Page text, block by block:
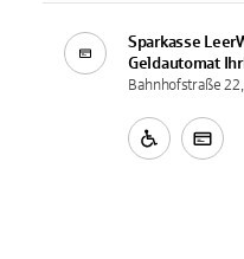
Sparkasse
Geldautomat
Bahnhofstraße